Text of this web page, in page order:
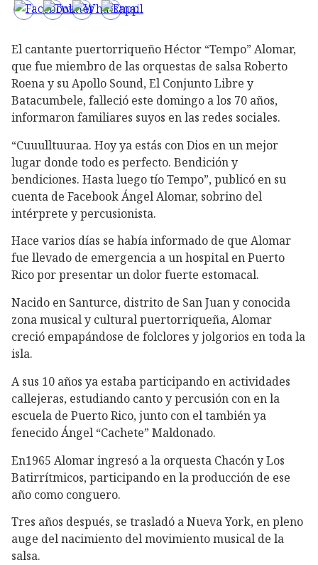
El cantante puertorriqueño Héctor “Tempo” Alomar,
que fue miembro de las orquestas de salsa Roberto
Roena y su Apollo Sound, El Conjunto Libre y
Batacumbele, falleció este domingo a los 70 años,
informaron familiares suyos en las redes sociales.
“Cuuulltuuraa. Hoy ya estás con Dios en un mejor
lugar donde todo es perfecto. Bendición y
bendiciones. Hasta luego tío Tempo”, publicó en su
cuenta de Facebook Ángel Alomar, sobrino del
intérprete y percusionista.
Hace varios días se había informado de que Alomar
fue llevado de emergencia a un hospital en Puerto
Rico por presentar un dolor fuerte estomacal.
Nacido en Santurce, distrito de San Juan y conocida
zona musical y cultural puertorriqueña, Alomar
creció empapándose de folclores y jolgorios en toda la
isla.
A sus 10 años ya estaba participando en actividades
callejeras, estudiando canto y percusión con en la
escuela de Puerto Rico, junto con el también ya
fenecido Ángel “Cachete” Maldonado.
En1965 Alomar ingresó a la orquesta Chacón y Los
Batirrítmicos, participando en la producción de ese
año como conguero.
Tres años después, se trasladó a Nueva York, en pleno
auge del nacimiento del movimiento musical de la
salsa.